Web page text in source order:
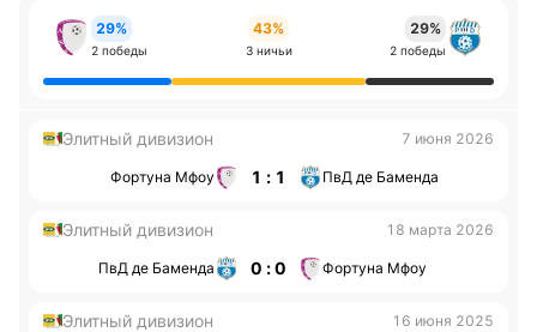
29%
2 победы
43%
3 ничьи
29%
2 победы
Элитный дивизион 7 июня 2026
Фортуна Мфоу 1 : 1 ПвД де Баменда
Элитный дивизион 18 марта 2026
ПвД де Баменда 0 : 0 Фортуна Мфоу
Элитный дивизион 16 июня 2025